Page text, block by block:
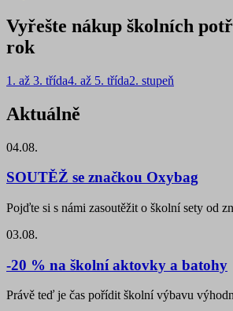
Vyřešte nákup školních
rok
1. až 3. třída4. až 5. třída2. stupeň
Aktuálně
04.08.
SOUTĚŽ se značkou Oxybag
Pojďte si s námi zasoutěžit o školní sety od
03.08.
-20 % na školní aktovky a batohy
Právě teď je čas pořídit školní výbavu